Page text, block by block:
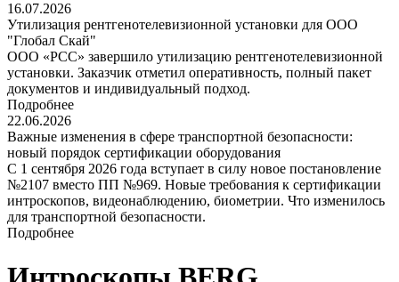
16.07.2026
Утилизация рентгенотелевизионной установки для ООО
"Глобал Скай"
ООО «РСС» завершило утилизацию рентгенотелевизионной
установки. Заказчик отметил оперативность, полный пакет
документов и индивидуальный подход.
Подробнее
22.06.2026
Важные изменения в сфере транспортной безопасности:
новый порядок сертификации оборудования
С 1 сентября 2026 года вступает в силу новое постановление
№2107 вместо ПП №969. Новые требования к сертификации
интроскопов, видеонаблюдению, биометрии. Что изменилось
для транспортной безопасности.
Подробнее